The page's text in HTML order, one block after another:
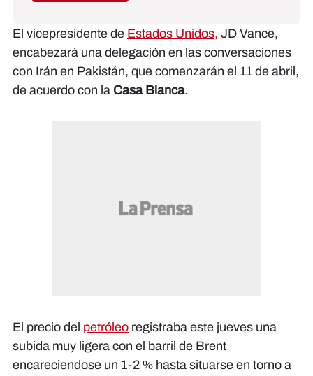
El vicepresidente de Estados Unidos, JD Vance,
encabezará una delegación en las conversaciones
con Irán en Pakistán, que comenzarán el 11 de abril,
de acuerdo con la Casa Blanca.
El precio del petróleo registraba este jueves una
subida muy ligera con el barril de Brent
encareciendose un 1-2 % hasta situarse en torno a